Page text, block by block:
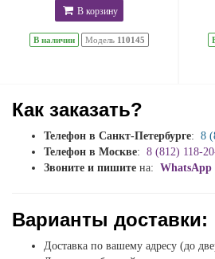
В корзину
В наличии Модель 110145
Как заказать?
Телефон в Санкт-Петербурге: 8
Телефон в Москве: 8 (812) 118-
Звоните и пишите на: WhatsApp
Варианты доставки:
Доставка по вашему адресу (до